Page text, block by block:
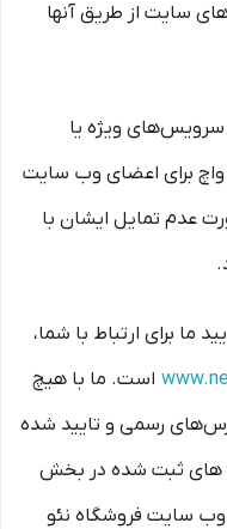
سایت از طریق آنها
سرویس‌های ویژه یا
واچ برای اعضای وب سایت
عدم تمایل ایشان با
ما برای ارتباط با شما،
است. ما با هیچ
رسمی و تایید شده
های ثبت شده در بخش
وب سایت فروشگاه نئو